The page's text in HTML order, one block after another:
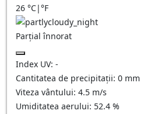
26 °C|°F
Parțial înnorat
Index UV: -
Cantitatea de precipitații: 0 mm
Viteza vântului: 4.5 m/s
Umiditatea aerului: 52.4 %